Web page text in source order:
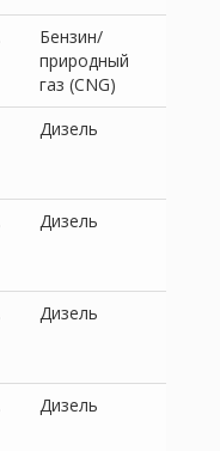
Бензин/
природный
газ (CNG)
Дизель
Дизель
Дизель
Дизель